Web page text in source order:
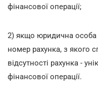
фінансової операції;
2) якщо юридична особа
номер рахунка, з якого
відсутності рахунка -
фінансової операції.